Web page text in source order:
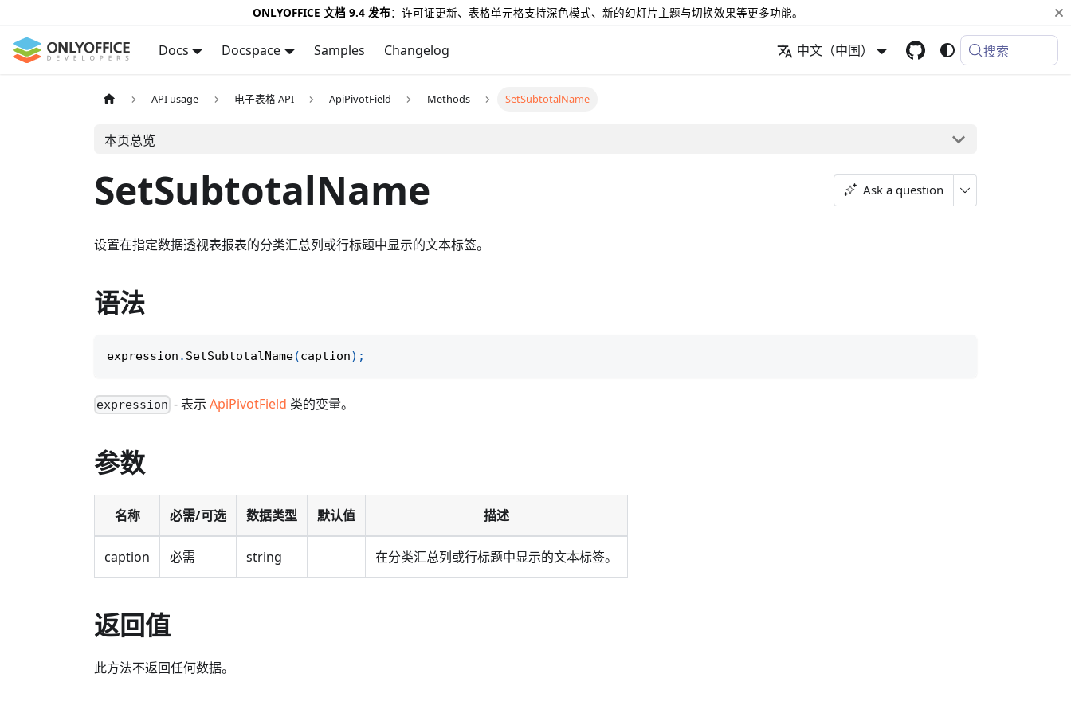
ONLYOFFICE 文档 9.4 发布：许可证更新、表格单元格支持深色模式、新的幻灯片主题与切换效果等更多功能。
Docs Docspace Samples Changelog 中文（中国） 搜索
API usage 电子表格 API ApiPivotField Methods SetSubtotalName
本页总览
SetSubtotalName Ask a question
设置在指定数据透视表报表的分类汇总列或行标题中显示的文本标签。
语法
expression . SetSubtotalName(caption) ;
expression - 表示ApiPivotField 类的变量。
参数
名称 必需/可选 数据类型 默认值 描述
caption 必需 string 在分类汇总列或行标题中显示的文本标签。
返回值
此方法不返回任何数据。